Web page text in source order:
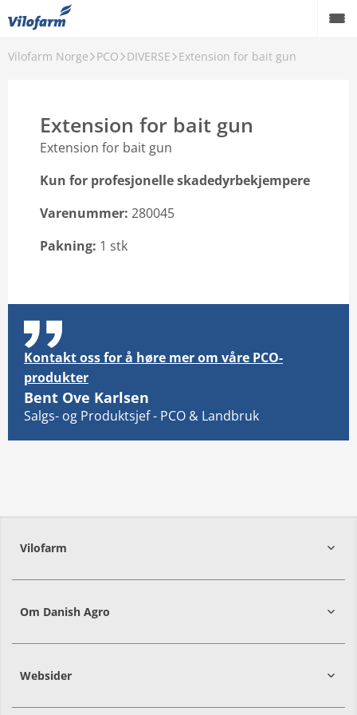
Vilofarm Norge PCO DIVERSE Extension for bait gun
Extension for bait gun
Extension for bait gun
Kun for profesjonelle skadedyrbekjempere
Varenummer: 280045
Pakning: 1 stk
Kontakt oss for å høre mer om våre PCO-
produkter
Bent Ove Karlsen
Salgs- og Produktsjef - PCO & Landbruk
Vilofarm
Om Danish Agro
Websider
VÅRE MERKEVARER
VÅRE PRODUKTER
PCO
AKTUELT
Godt å vite
Email: info@vilofarm.no